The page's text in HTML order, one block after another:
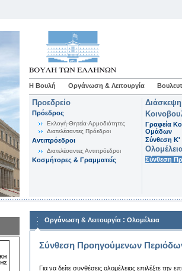
Η Βουλή Οργάνωση & Λειτουργία
Προεδρείο
Πρόεδρος
Εκλογή-Θητεία-Αρμοδιότητες
Διατελέσαντες Πρόεδροι
Αντιπρόεδροι
Διατελέσαντες Αντιπρόεδροι
Κοσμήτορες & Γραμματείς
Γραφεία
Ομάδων
Σύνθεση K'
Σύνθεση
Οργάνωση & Λειτουργία : Ολομέλεια
Σύνθεση Προηγούμενων
Για να δείτε συνθέσεις ολομέλειας επιλέξτε την